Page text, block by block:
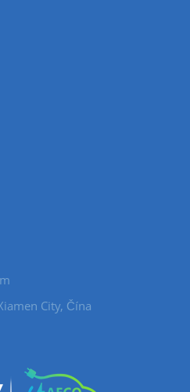
City, Čína